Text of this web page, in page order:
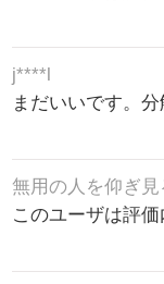
j****l
まだいいです。
無用の人を仰ぎ見
このユーザは評価